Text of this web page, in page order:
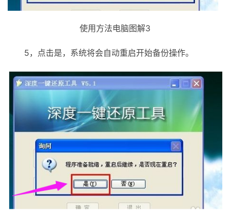
使用方法电脑图解3
5，点击是，系统将会自动重启开始备份操作。